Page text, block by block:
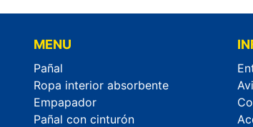
MENU
Pañal
Ropa interior absorbente
Empapador
Pañal con cinturón